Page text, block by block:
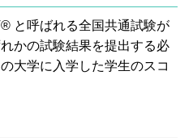
と呼ばれる全国共通試験が
かの試験結果を提出する必
大学に入学した学生のスコ